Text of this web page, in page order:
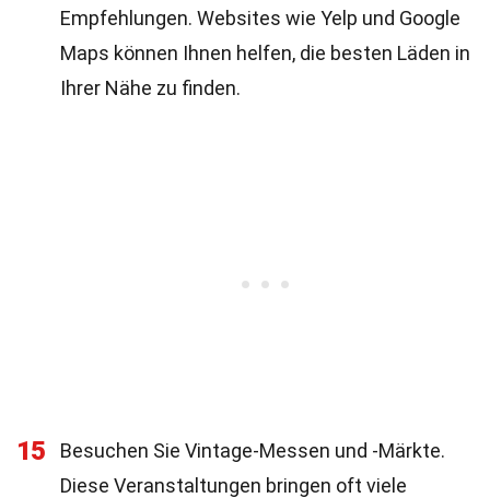
Empfehlungen. Websites wie Yelp und Google
Maps können Ihnen helfen, die besten Läden in
Ihrer Nähe zu finden.
15
Besuchen Sie Vintage-Messen und -Märkte.
Diese Veranstaltungen bringen oft viele